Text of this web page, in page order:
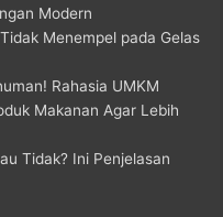
Modern
Menempel pada Gelas
Rahasia UMKM
Makanan Agar Lebih
Tidak? Ini Penjelasan